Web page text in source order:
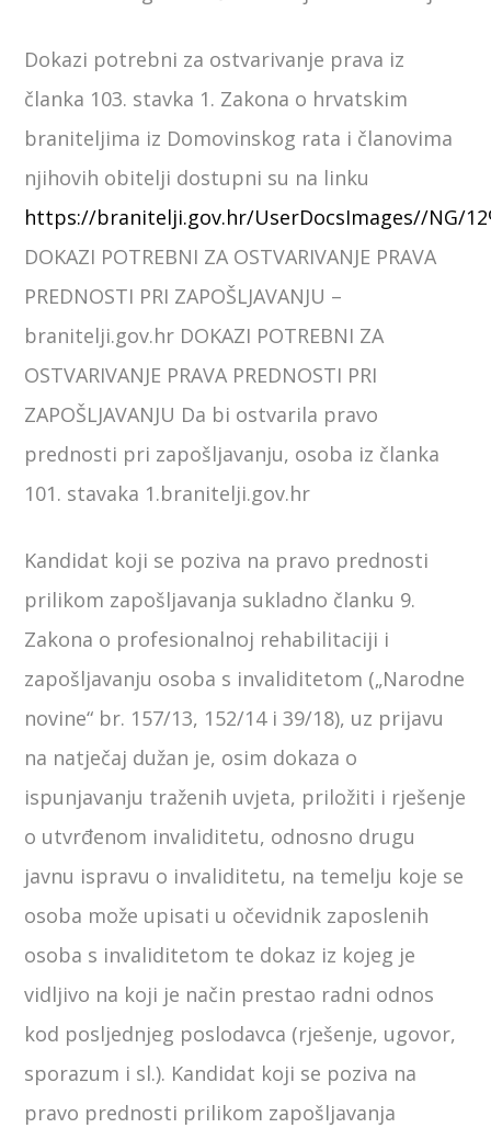
Dokazi potrebni za ostvarivanje prava iz
članka 103. stavka 1. Zakona o hrvatskim
braniteljima iz Domovinskog rata i članovima
njihovih obitelji dostupni su na linku
https://branitelji.gov.hr/UserDocsImages//NG/
DOKAZI POTREBNI ZA OSTVARIVANJE PRAVA
PREDNOSTI PRI ZAPOŠLJAVANJU –
branitelji.gov.hr DOKAZI POTREBNI ZA
OSTVARIVANJE PRAVA PREDNOSTI PRI
ZAPOŠLJAVANJU Da bi ostvarila pravo
prednosti pri zapošljavanju, osoba iz članka
101. stavaka 1.branitelji.gov.hr
Kandidat koji se poziva na pravo prednosti
prilikom zapošljavanja sukladno članku 9.
Zakona o profesionalnoj rehabilitaciji i
zapošljavanju osoba s invaliditetom („Narodne
novine“ br. 157/13, 152/14 i 39/18), uz prijavu
na natječaj dužan je, osim dokaza o
ispunjavanju traženih uvjeta, priložiti i rješenje
o utvrđenom invaliditetu, odnosno drugu
javnu ispravu o invaliditetu, na temelju koje se
osoba može upisati u očevidnik zaposlenih
osoba s invaliditetom te dokaz iz kojeg je
vidljivo na koji je način prestao radni odnos
kod posljednjeg poslodavca (rješenje, ugovor,
sporazum i sl.). Kandidat koji se poziva na
pravo prednosti prilikom zapošljavanja